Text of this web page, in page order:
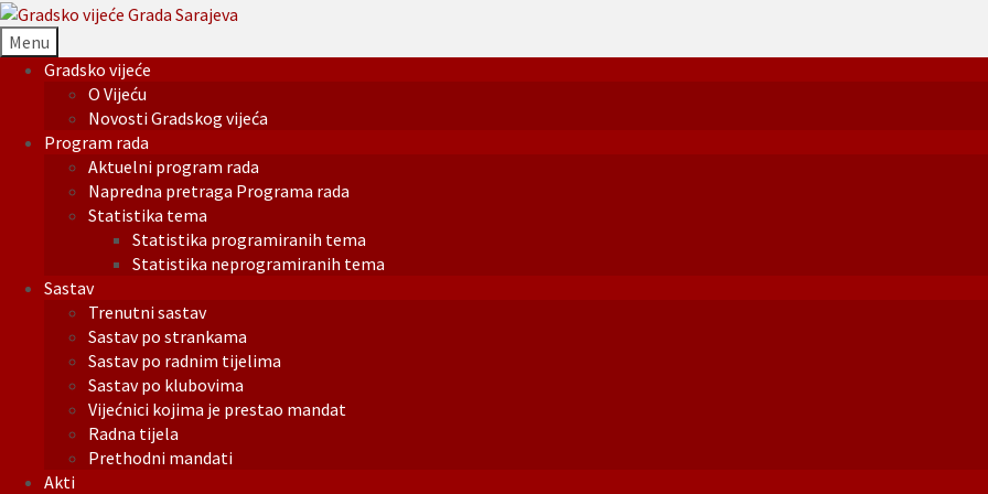
Menu
Gradsko vijeće
O Vijeću
Novosti Gradskog vijeća
Program rada
Aktuelni program rada
Napredna pretraga Programa rada
Statistika tema
Statistika programiranih tema
Statistika neprogramiranih tema
Sastav
Trenutni sastav
Sastav po strankama
Sastav po radnim tijelima
Sastav po klubovima
Vijećnici kojima je prestao mandat
Radna tijela
Prethodni mandati
Akti